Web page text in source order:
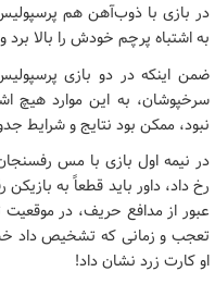
در بازی با ذوب‌آهن هم
به اشتباه پرچم خودش را بالا
ضمن اینکه در دو بازی
سرخپوشان، به این موارد هیچ
نبود، ممکن بود نتایج و شرایط
در نیمه اول بازی با مس
رخ داد، داور باید قطعاً به
عبور از مدافع حریف، در
تعجب و زمانی که تشخیص داد
او کارت زرد نشان داد!